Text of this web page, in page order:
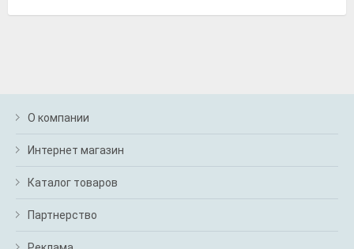
О компании
Интернет магазин
Каталог товаров
Партнерство